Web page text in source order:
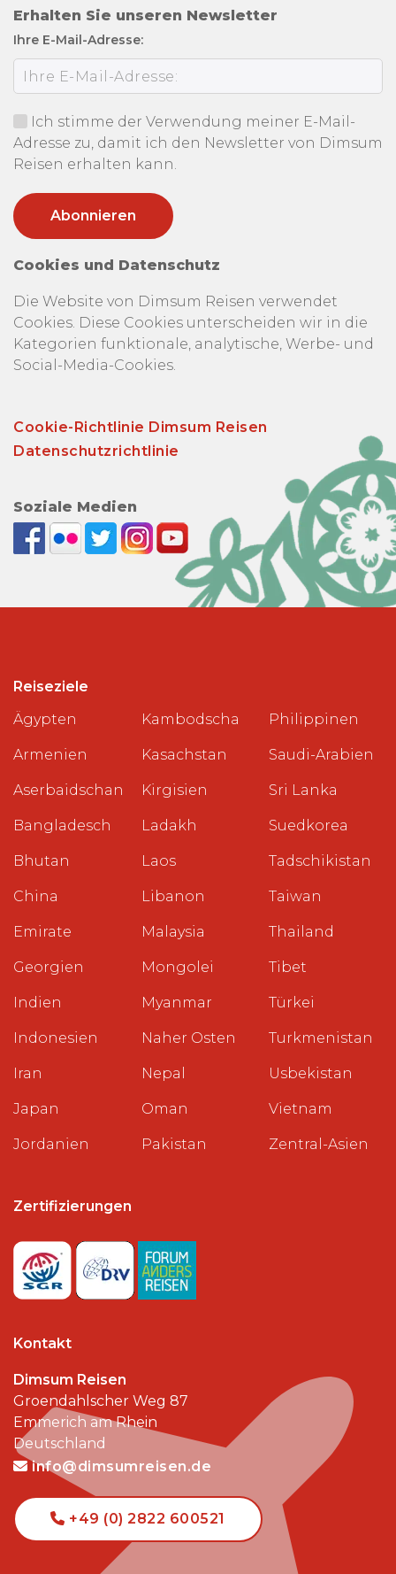
Erhalten Sie unseren Newsletter
Ihre E-Mail-Adresse:
Ich stimme der Verwendung meiner E-Mail-
Adresse zu, damit ich den Newsletter von Dimsum
Reisen erhalten kann.
Cookies und Datenschutz
Die Website von Dimsum Reisen verwendet
Cookies. Diese Cookies unterscheiden wir in die
Kategorien funktionale, analytische, Werbe- und
Social-Media-Cookies.
Cookie-Richtlinie Dimsum Reisen
Datenschutzrichtlinie
Soziale Medien
Reiseziele
Ägypten
Armenien
Aserbaidschan
Bangladesch
Bhutan
China
Emirate
Georgien
Indien
Indonesien
Iran
Japan
Jordanien
Kambodscha
Kasachstan
Kirgisien
Ladakh
Laos
Libanon
Malaysia
Mongolei
Myanmar
Naher Osten
Nepal
Oman
Pakistan
Philippinen
Saudi-Arabien
Sri Lanka
Suedkorea
Tadschikistan
Taiwan
Thailand
Tibet
Türkei
Turkmenistan
Usbekistan
Vietnam
Zentral-Asien
Zertifizierungen
Kontakt
Dimsum Reisen
Groendahlscher Weg 87
Emmerich am Rhein
Deutschland
info@dimsumreisen.de
+49 (0) 2822 600521